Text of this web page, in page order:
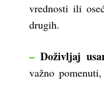
vrednosti ili
drugih.
– Doživljaj
važno